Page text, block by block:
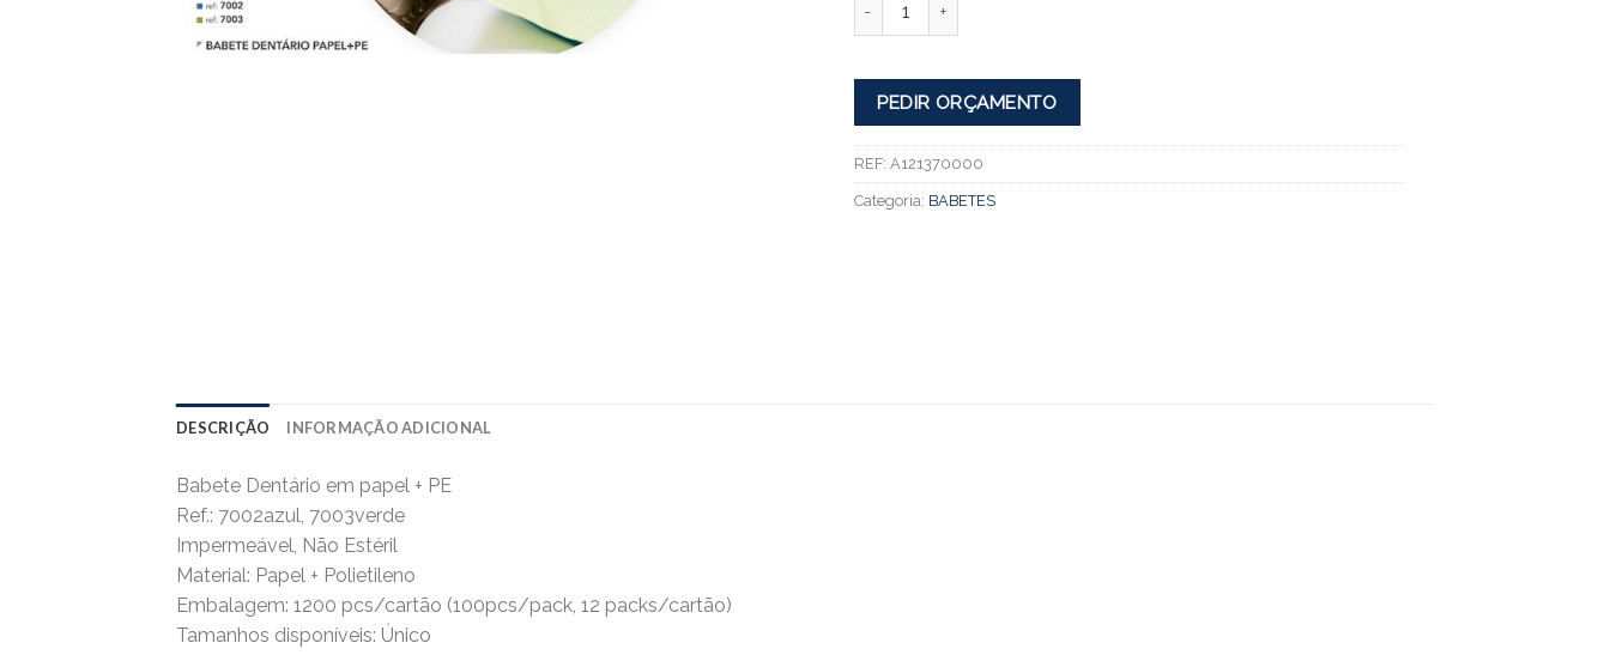
PEDIR ORÇAMENTO
REF: A121370000
Categoria: BABETES
DESCRIÇÃO INFORMAÇÃO ADICIONAL
Babete Dentário em papel + PE
Ref.: 7002azul, 7003verde
Impermeável, Não Estéril
Material: Papel + Polietileno
Embalagem: 1200 pcs/cartão (100pcs/pack, 12 packs/cartão)
Tamanhos disponíveis: Único